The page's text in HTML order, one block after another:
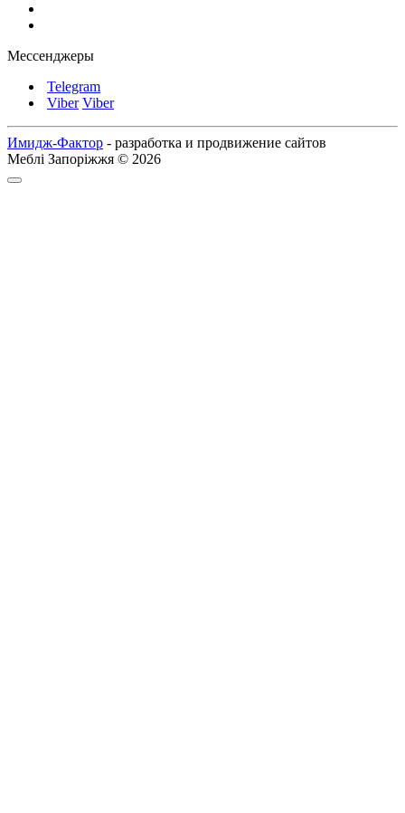
Мессенджеры
Telegram
Viber Viber
Имидж-Фактор - разработка и продвижение сайтов
Меблі Запоріжжя © 2026